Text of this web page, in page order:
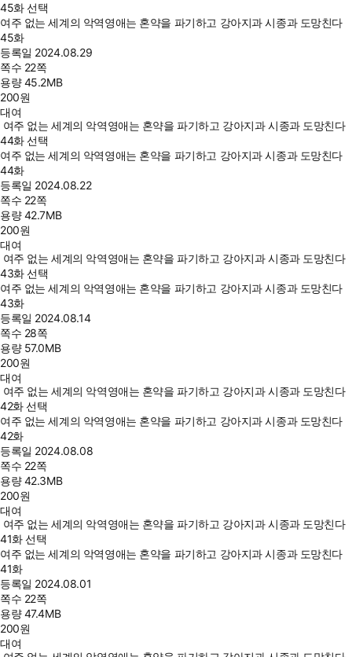
45화 선택
여주 없는 세계의 악역영애는 혼약을 파기하고 강아지과 시종과 도망친다
45화
등록일 2024.08.29
쪽수 22쪽
용량45.2MB
200원
대여
여주 없는 세계의 악역영애는 혼약을 파기하고 강아지과 시종과 도망친다
44화 선택
여주 없는 세계의 악역영애는 혼약을 파기하고 강아지과 시종과 도망친다
44화
등록일 2024.08.22
쪽수 22쪽
용량42.7MB
200원
대여
여주 없는 세계의 악역영애는 혼약을 파기하고 강아지과 시종과 도망친다
43화 선택
여주 없는 세계의 악역영애는 혼약을 파기하고 강아지과 시종과 도망친다
43화
등록일 2024.08.14
쪽수 28쪽
용량 57.0MB
200원
대여
여주 없는 세계의 악역영애는 혼약을 파기하고 강아지과 시종과 도망친다
42화 선택
여주 없는 세계의 악역영애는 혼약을 파기하고 강아지과 시종과 도망친다
42화
등록일 2024.08.08
쪽수 22쪽
용량42.3MB
200원
대여
여주 없는 세계의 악역영애는 혼약을 파기하고 강아지과 시종과 도망친다
41화 선택
여주 없는 세계의 악역영애는 혼약을 파기하고 강아지과 시종과 도망친다
41화
등록일 2024.08.01
쪽수 22쪽
용량47.4MB
200원
대여